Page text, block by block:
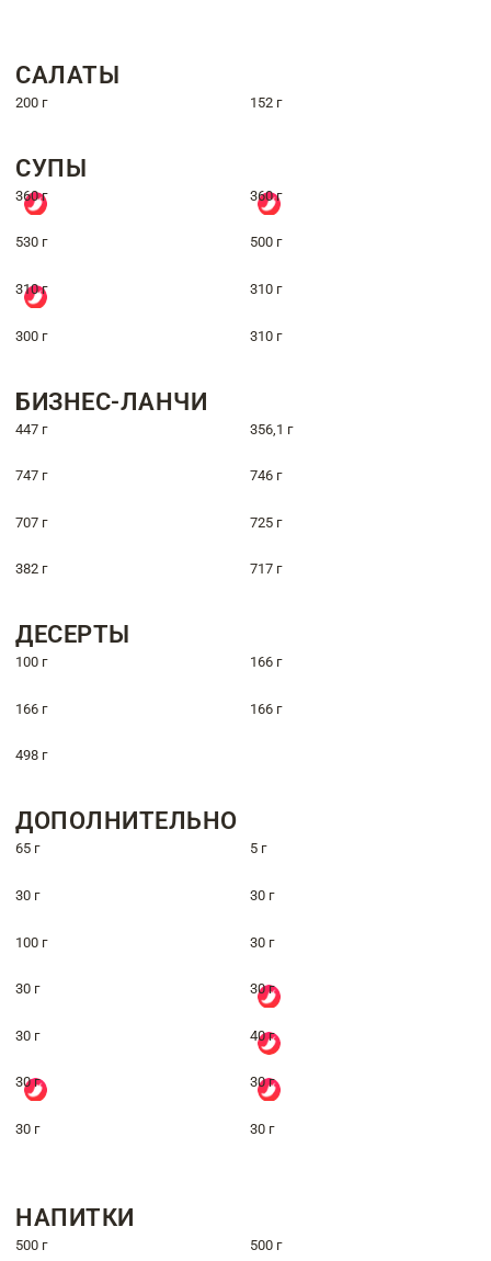
САЛАТЫ
200 г 152 г
СУПЫ
360 г 360 г
530 г 500 г
310 г 310 г
300 г 310 г
БИЗНЕС-ЛАНЧИ
447 г 356,1 г
747 г 746 г
707 г 725 г
382 г 717 г
ДЕСЕРТЫ
100 г 166 г
166 г 166 г
498 г
ДОПОЛНИТЕЛЬНО
65 г 5 г
30 г 30 г
100 г 30 г
30 г 30 г
30 г 40 г
30 г 30 г
30 г 30 г
НАПИТКИ
500 г 500 г